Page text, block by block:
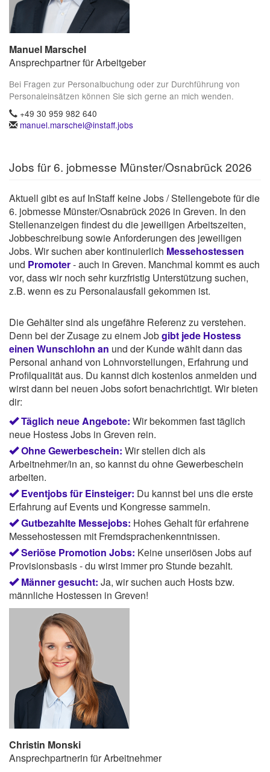
Manuel Marschel
Ansprechpartner für Arbeitgeber
Bei Fragen zur Personalbuchung oder zur Durchführung von
Personaleinsätzen können Sie sich gerne an mich wenden.
+49 30 959 982 640
manuel.marschel@instaff.jobs
Jobs für 6. jobmesse Münster/Osnabrück 2026
Aktuell gibt es auf InStaff keine Jobs / Stellengebote für die
6. jobmesse Münster/Osnabrück 2026 in Greven. In den
Stellenanzeigen findest du die jeweiligen Arbeitszeiten,
Jobbeschreibung sowie Anforderungen des jeweiligen
Jobs. Wir suchen aber kontinuierlich Messehostessen
und Promoter- auch in Greven. Manchmal kommt es auch
vor, dass wir noch sehr kurzfristig Unterstützung suchen,
z.B. wenn es zu Personalausfall gekommen ist.
Die Gehälter sind als ungefähre Referenz zu verstehen.
Denn bei der Zusage zu einem Jobgibt jede Hostess
einen Wunschlohn an und der Kunde wählt dann das
Personal anhand von Lohnvorstellungen, Erfahrung und
Profilqualität aus. Du kannst dich kostenlos anmelden und
wirst dann bei neuen Jobs sofort benachrichtigt. Wir bieten
dir:
Täglich neue Angebote: Wir bekommen fast täglich
neue Hostess Jobs in Greven rein.
Ohne Gewerbeschein: Wir stellen dich als
Arbeitnehmer/in an, so kannst du ohne Gewerbeschein
arbeiten.
Eventjobs für Einsteiger: Du kannst bei uns die erste
Erfahrung auf Events und Kongresse sammeln.
Gutbezahlte Messejobs: Hohes Gehalt für erfahrene
Messehostessen mit Fremdsprachenkenntnissen.
Seriöse Promotion Jobs: Keine unseriösen Jobs auf
Provisionsbasis - du wirst immer pro Stunde bezahlt.
Männer gesucht: Ja, wir suchen auch Hosts bzw.
männliche Hostessen in Greven!
Christin Monski
Ansprechpartnerin für Arbeitnehmer